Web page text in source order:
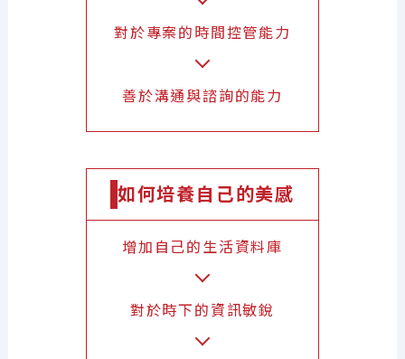
對於專案的時間控管能力
善於溝通與諮詢的能力
如何培養自己的美感
增加自己的生活資料庫
對於時下的資訊敏銳